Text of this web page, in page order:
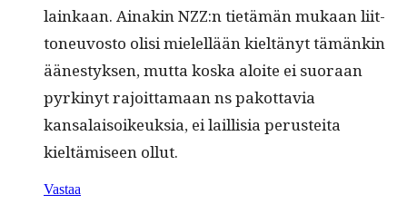
lainkaan. Ainakin NZZ:n tietämän mukaan liit­
toneu­vos­to olisi mielel­lään kieltänyt tämänkin
äänestyk­sen, mut­ta kos­ka aloite ei suo­raan
pyrkinyt rajoit­ta­maan ns pakot­tavia
kansalaisoikeuk­sia, ei lail­lisia perustei­ta
kieltämiseen ollut.
Vastaa